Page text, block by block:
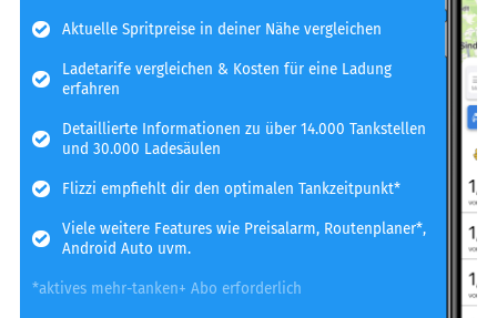
Aktuelle Spritpreise in deiner Nähe vergleichen
Ladetarife vergleichen & Kosten für eine Ladung
erfahren
Detaillierte Informationen zu über 14.000 Tankstellen
und 30.000 Ladesäulen
Flizzi empfiehlt dir den optimalen Tankzeitpunkt*
Viele weitere Features wie Preisalarm, Routenplaner*,
Android Auto uvm.
*aktives mehr-tanken+ Abo erforderlich